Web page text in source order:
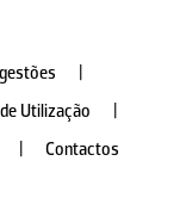
Utilização
Contactos